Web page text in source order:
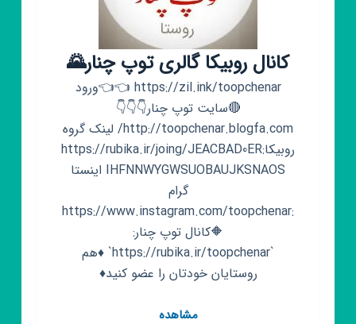
کانال روبیکا گالری توپ چنار🌄
https://zil.ink/toopchenar 👈👈ورود
🔴سایت توپ چنار👇👇👇
http://toopchenar.blogfa.com/ لینک گروه
روبیکا:https://rubika.ir/joing/JEACBAD0ER
IHFNNWYGWSUOBAUJKSNAOS اینستا
گرام
:https://www.instagram.com/toopchenar
🔶️کانال توپ چنار:
`https://rubika.ir/toopchenar` ♦️هم
روستایان خودتان را عضو کنید♦️
مشاهدهکانال